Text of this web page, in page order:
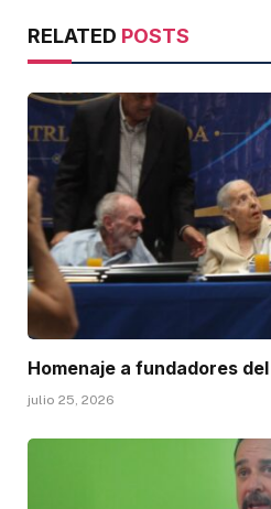
RELATED POSTS
Homenaje a fundadores
julio 25, 2026